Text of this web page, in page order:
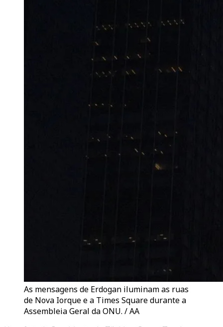
As mensagens de Erdogan iluminam as ruas
de Nova Iorque e a Times Square durante a
Assembleia Geral da ONU. / AA